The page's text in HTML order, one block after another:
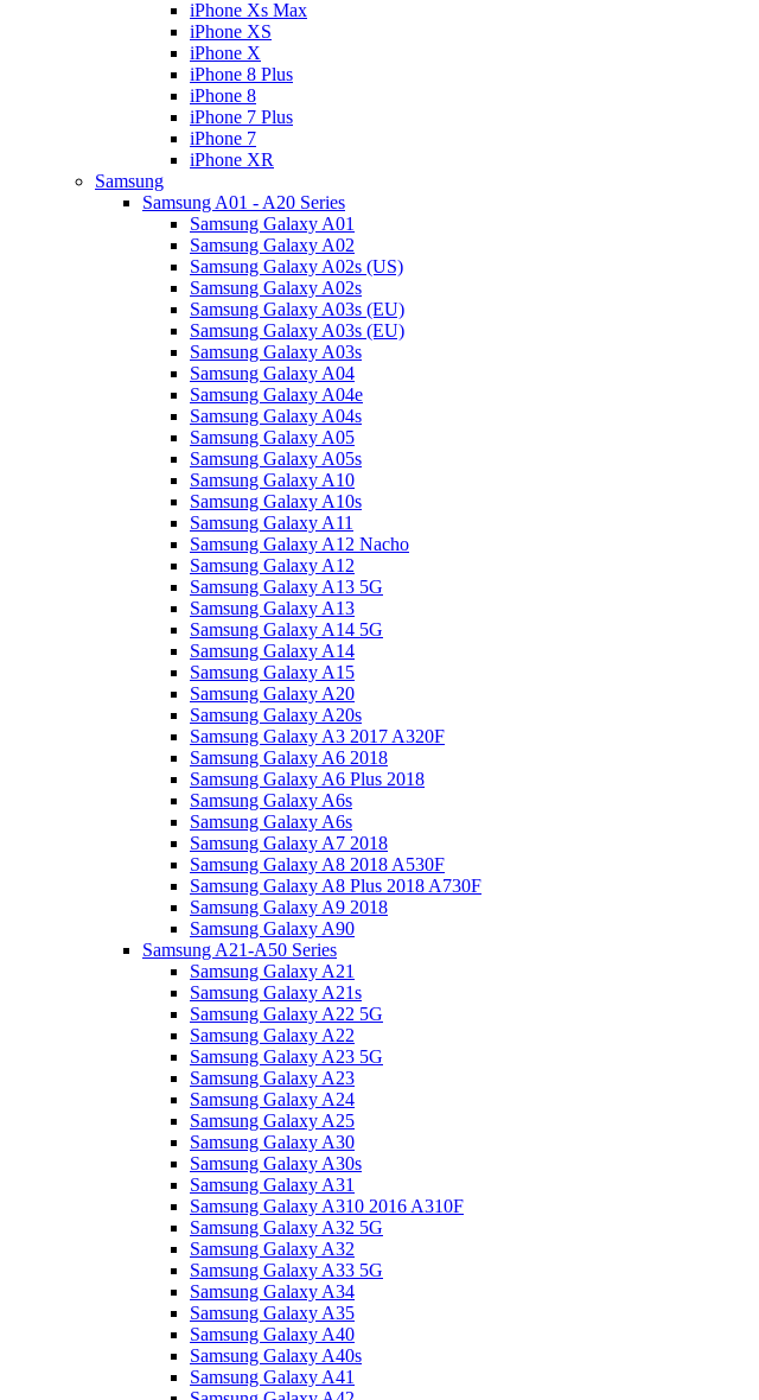
iPhone Xs Max
iPhone XS
iPhone X
iPhone 8 Plus
iPhone 8
iPhone 7 Plus
iPhone 7
iPhone XR
Samsung
Samsung A01 - A20 Series
Samsung Galaxy A01
Samsung Galaxy A02
Samsung Galaxy A02s (US)
Samsung Galaxy A02s
Samsung Galaxy A03s (EU)
Samsung Galaxy A03s (EU)
Samsung Galaxy A03s
Samsung Galaxy A04
Samsung Galaxy A04e
Samsung Galaxy A04s
Samsung Galaxy A05
Samsung Galaxy A05s
Samsung Galaxy A10
Samsung Galaxy A10s
Samsung Galaxy A11
Samsung Galaxy A12 Nacho
Samsung Galaxy A12
Samsung Galaxy A13 5G
Samsung Galaxy A13
Samsung Galaxy A14 5G
Samsung Galaxy A14
Samsung Galaxy A15
Samsung Galaxy A20
Samsung Galaxy A20s
Samsung Galaxy A3 2017 A320F
Samsung Galaxy A6 2018
Samsung Galaxy A6 Plus 2018
Samsung Galaxy A6s
Samsung Galaxy A6s
Samsung Galaxy A7 2018
Samsung Galaxy A8 2018 A530F
Samsung Galaxy A8 Plus 2018 A730F
Samsung Galaxy A9 2018
Samsung Galaxy A90
Samsung A21-A50 Series
Samsung Galaxy A21
Samsung Galaxy A21s
Samsung Galaxy A22 5G
Samsung Galaxy A22
Samsung Galaxy A23 5G
Samsung Galaxy A23
Samsung Galaxy A24
Samsung Galaxy A25
Samsung Galaxy A30
Samsung Galaxy A30s
Samsung Galaxy A31
Samsung Galaxy A310 2016 A310F
Samsung Galaxy A32 5G
Samsung Galaxy A32
Samsung Galaxy A33 5G
Samsung Galaxy A34
Samsung Galaxy A35
Samsung Galaxy A40
Samsung Galaxy A40s
Samsung Galaxy A41